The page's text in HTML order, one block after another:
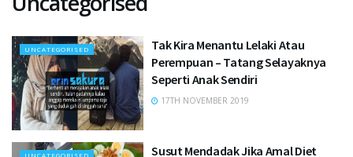
UNCATEGORISED
Tak Kira Menantu Lelaki Atau
Perempuan – Tatang Selayaknya
Seperti Anak Sendiri
17TH NOVEMBER 2019
UNCATEGORISED
Susut Mendadak Jika Amal Diet